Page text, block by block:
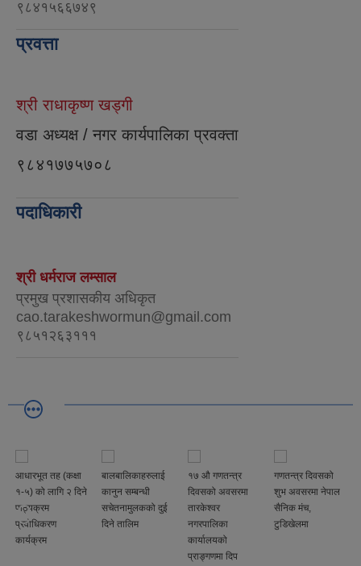
९८४१५६६७४९
प्रवत्ता
श्री राधाकृष्ण खड्गी
वडा अध्यक्ष / नगर कार्यपालिका प्रवक्ता
९८४१७७५७०८
पदाधिकारी
श्री धर्मराज लम्साल
प्रमुख प्रशासकीय अधिकृत
cao.tarakeshwormun@gmail.com
९८५१२६३१११
आधारभूत तह (कक्षा
१-५) को लागि २ दिने
पाठ्यक्रम
प्रवोधिकरण
कार्यक्रम
बालबालिकाहरुलाई
कानुन सम्बन्धी
सचेतनामुलकको दुई
दिने तालिम
१७ औ गणतन्त्र
दिवसको अवसरमा
तारकेश्वर
नगरपालिका
कार्यालयको
प्राङ्गणमा दिप
गणतन्त्र दिवसको
शुभ अवसरमा नेपाल
सैनिक मंच,
टुडिखेलमा